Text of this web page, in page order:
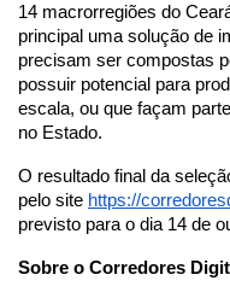
14 macrorregiões do
principal uma solução de
precisam ser compostas
possuir potencial para
escala, ou que façam
no Estado.
O resultado final da
pelo site https://
previsto para o dia 14 de
Sobre o Corredores